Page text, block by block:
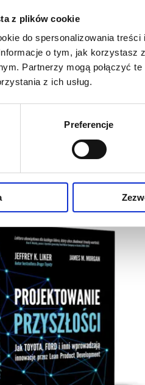
z plików cookie
do spersonalizowania
o tym, jak korzystasz
Partnerzy mogą połączyć
z ich usług.
Preferencje